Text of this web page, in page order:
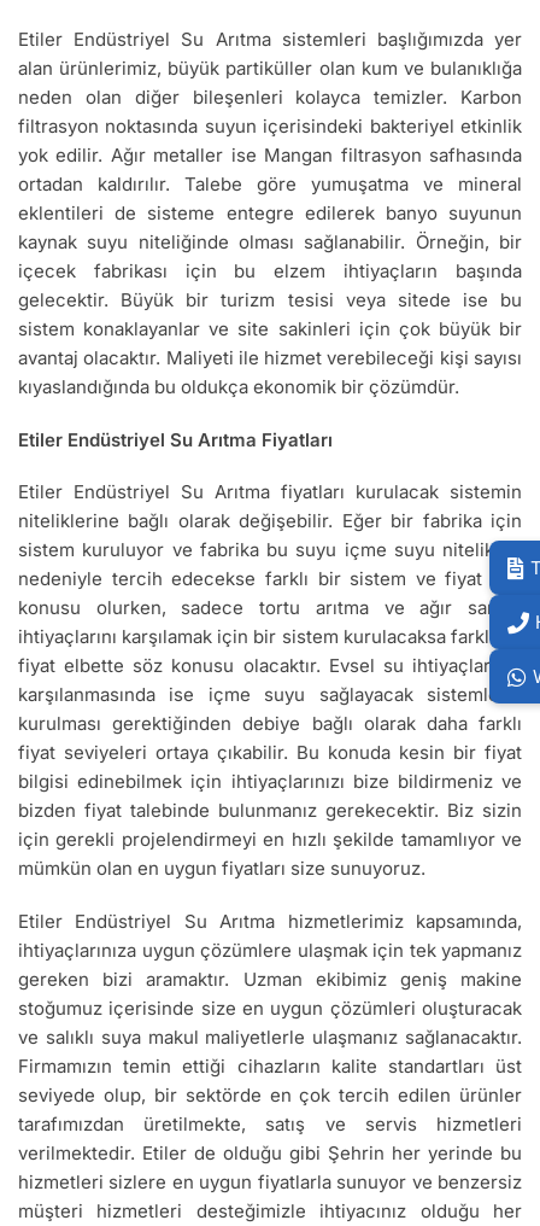
Etiler Endüstriyel Su Arıtma sistemleri başlığımızda yer
alan ürünlerimiz, büyük partiküller olan kum ve bulanıklığa
neden olan diğer bileşenleri kolayca temizler. Karbon
filtrasyon noktasında suyun içerisindeki bakteriyel etkinlik
yok edilir. Ağır metaller ise Mangan filtrasyon safhasında
ortadan kaldırılır. Talebe göre yumuşatma ve mineral
eklentileri de sisteme entegre edilerek banyo suyunun
kaynak suyu niteliğinde olması sağlanabilir. Örneğin, bir
içecek fabrikası için bu elzem ihtiyaçların başında
gelecektir. Büyük bir turizm tesisi veya sitede ise bu
sistem konaklayanlar ve site sakinleri için çok büyük bir
avantaj olacaktır. Maliyeti ile hizmet verebileceği kişi sayısı
kıyaslandığında bu oldukça ekonomik bir çözümdür.
Etiler Endüstriyel Su Arıtma Fiyatları
Etiler Endüstriyel Su Arıtma fiyatları kurulacak sistemin
niteliklerine bağlı olarak değişebilir. Eğer bir fabrika için
sistem kuruluyor ve fabrika bu suyu içme suyu nitelikleri
nedeniyle tercih edecekse farklı bir sistem ve fiyat söz
konusu olurken, sadece tortu arıtma ve ağır sanayi
ihtiyaçlarını karşılamak için bir sistem kurulacaksa farklı bir
fiyat elbette söz konusu olacaktır. Evsel su ihtiyaçlarının
karşılanmasında ise içme suyu sağlayacak sistemlerin
kurulması gerektiğinden debiye bağlı olarak daha farklı
fiyat seviyeleri ortaya çıkabilir. Bu konuda kesin bir fiyat
bilgisi edinebilmek için ihtiyaçlarınızı bize bildirmeniz ve
bizden fiyat talebinde bulunmanız gerekecektir. Biz sizin
için gerekli projelendirmeyi en hızlı şekilde tamamlıyor ve
mümkün olan en uygun fiyatları size sunuyoruz.
Etiler Endüstriyel Su Arıtma hizmetlerimiz kapsamında,
ihtiyaçlarınıza uygun çözümlere ulaşmak için tek yapmanız
gereken bizi aramaktır. Uzman ekibimiz geniş makine
stoğumuz içerisinde size en uygun çözümleri oluşturacak
ve salıklı suya makul maliyetlerle ulaşmanız sağlanacaktır.
Firmamızın temin ettiği cihazların kalite standartları üst
seviyede olup, bir sektörde en çok tercih edilen ürünler
tarafımızdan üretilmekte, satış ve servis hizmetleri
verilmektedir. Etiler de olduğu gibi Şehrin her yerinde bu
hizmetleri sizlere en uygun fiyatlarla sunuyor ve benzersiz
müşteri hizmetleri desteğimizle ihtiyacınız olduğu her